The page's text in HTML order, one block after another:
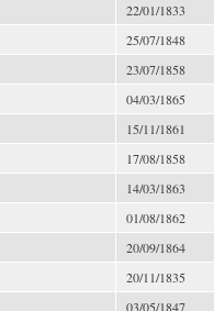
22/01/1833
25/07/1848
23/07/1858
04/03/1865
15/11/1861
17/08/1858
14/03/1863
01/08/1862
20/09/1864
20/11/1835
03/05/1847